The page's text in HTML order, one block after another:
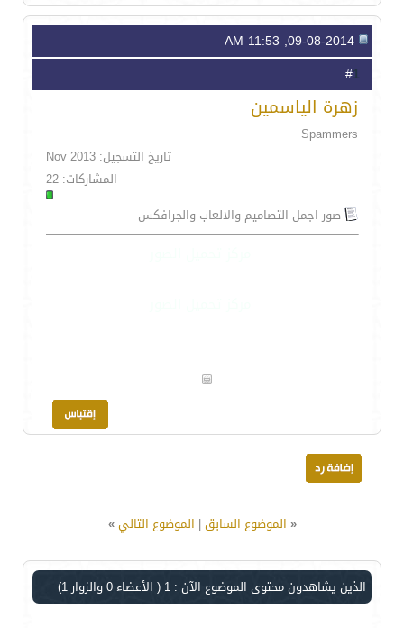
1
زهرة الياسمين
Spammers
تاريخ التسجيل: Nov 2013
المشاركات: 22
صور اجمل التصاميم والالعاب والجرافكس
« الموضوع السابق| الموضوع التالي»
الذين يشاهدون محتوى الموضوع الآن : 1 ( الأعضاء 0 والزوار 1)